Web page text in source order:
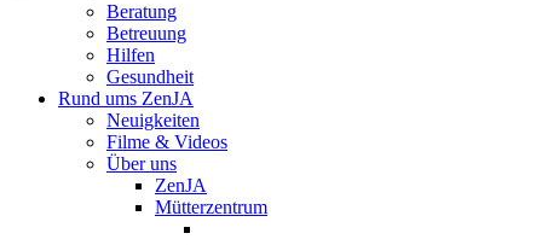
Beratung
Betreuung
Hilfen
Gesundheit
Rund ums ZenJA
Neuigkeiten
Filme & Videos
Über uns
ZenJA
Mütterzentrum